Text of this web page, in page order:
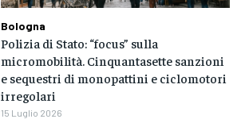
Bologna
Polizia di Stato: “focus” sulla
micromobilità. Cinquantasette sanzioni
e sequestri di monopattini e ciclomotori
irregolari
15 Luglio 2026